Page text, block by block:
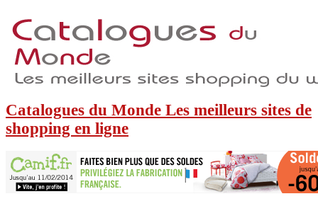
Catalogues du Monde Les meilleurs sites de
shopping en ligne